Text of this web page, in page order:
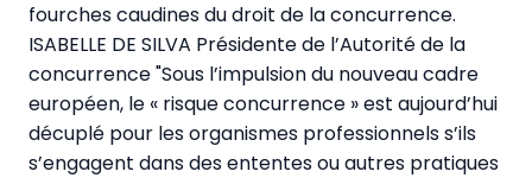
fourches caudines du droit de la concurrence.
ISABELLE DE SILVA Présidente de l’Autorité de la
concurrence "Sous l’impulsion du nouveau cadre
européen, le « risque concurrence » est aujourd’hui
décuplé pour les organismes professionnels s’ils
s’engagent dans des ententes ou autres pratiques